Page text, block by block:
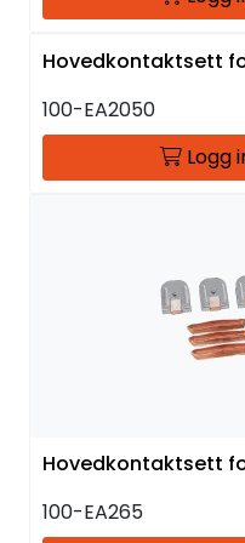
Hovedkontaktsett
100-EA2050
Logg
Hovedkontaktsett
100-EA265